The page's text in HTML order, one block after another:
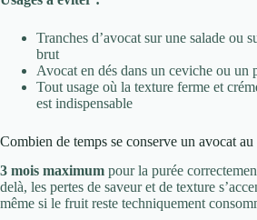
Tranches d’avocat sur une salade ou
brut
Avocat en dés dans un ceviche ou un
Tout usage où la texture ferme et
est indispensable
Combien de temps se conserve un avocat
3 mois maximum pour la purée
delà, les pertes de saveur et de texture
même si le fruit reste techniquement